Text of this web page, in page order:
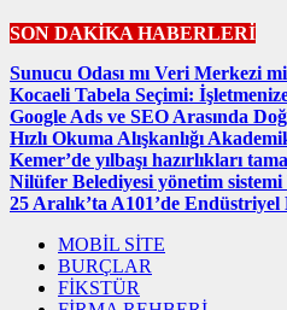
SON DAKİKA HABERLERİ
Sunucu Odası mı Veri Merkezi
Kocaeli Tabela Seçimi:
Google Ads ve SEO Arasında
Hızlı Okuma Alışkanlığı
Kemer’de yılbaşı hazırlıkları
Nilüfer Belediyesi yönetim
25 Aralık’ta A101’de
MOBİL SİTE
BURÇLAR
FİKSTÜR